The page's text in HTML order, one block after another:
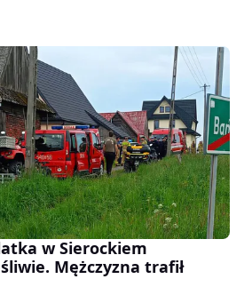
w Sierockiem
Mężczyzna trafił